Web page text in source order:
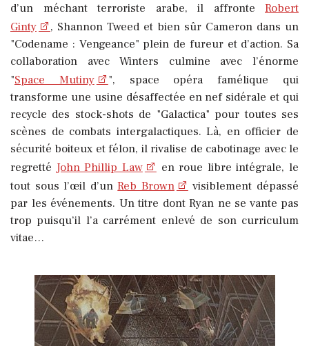
d’un méchant terroriste arabe, il affronte Robert
Ginty
, Shannon Tweed et bien sûr Cameron dans un
"Codename : Vengeance" plein de fureur et d’action. Sa
collaboration avec Winters culmine avec l’énorme
"Space Mutiny
", space opéra famélique qui
transforme une usine désaffectée en nef sidérale et qui
recycle des stock-shots de "Galactica" pour toutes ses
scènes de combats intergalactiques. Là, en officier de
sécurité boiteux et félon, il rivalise de cabotinage avec le
regrettéJohn Phillip Law
en roue libre intégrale, le
tout sous l’œil d’unReb Brown
visiblement dépassé
par les événements. Un titre dont Ryan ne se vante pas
trop puisqu’il l’a carrément enlevé de son curriculum
vitae…